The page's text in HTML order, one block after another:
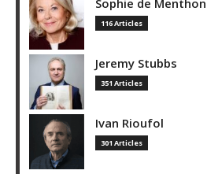
Sophie de Menthon
116 Articles
Jeremy Stubbs
351 Articles
Ivan Rioufol
301 Articles